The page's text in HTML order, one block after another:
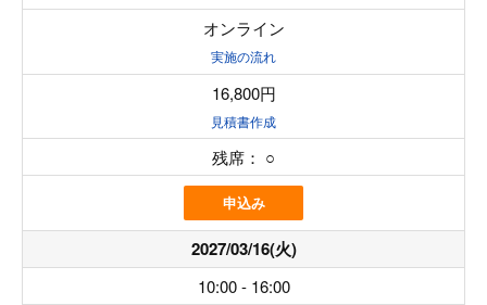
オンライン
実施の流れ
16,800円
見積書作成
残席： ○
申込み
2027/03/16(火)
10:00 - 16:00